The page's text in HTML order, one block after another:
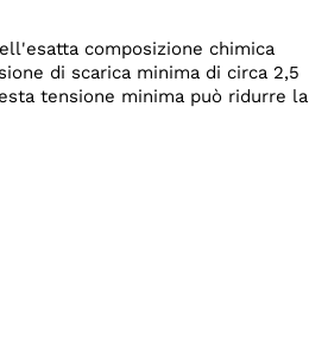
composizione chimica
di scarica minima di circa 2,5
tensione minima può ridurre la